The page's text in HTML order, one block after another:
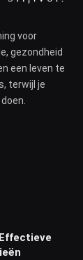
voor
gezondheid
een leven te
terwijl je